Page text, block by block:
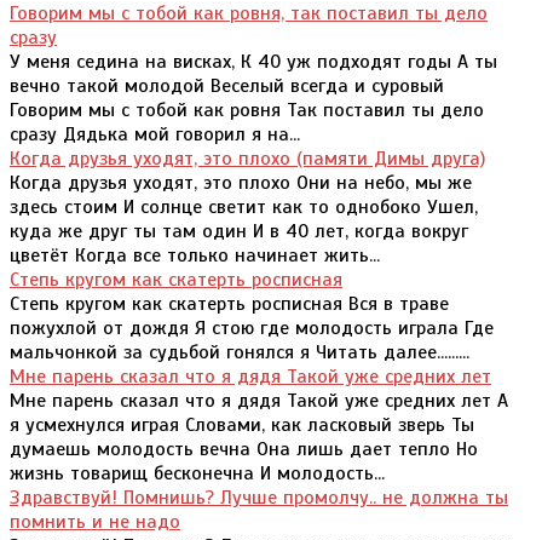
Говорим мы с тобой как ровня, так поставил ты дело
сразу
У меня седина на висках, К 40 уж подходят годы А ты
вечно такой молодой Веселый всегда и суровый
Говорим мы с тобой как ровня Так поставил ты дело
сразу Дядька мой говорил я на...
Когда друзья уходят, это плохо (памяти Димы друга)
Когда друзья уходят, это плохо Они на небо, мы же
здесь стоим И солнце светит как то однобоко Ушел,
куда же друг ты там один И в 40 лет, когда вокруг
цветёт Когда все только начинает жить...
Степь кругом как скатерть росписная
Степь кругом как скатерть росписная Вся в траве
пожухлой от дождя Я стою где молодость играла Где
мальчонкой за судьбой гонялся я Читать далее.........
Мне парень сказал что я дядя Такой уже средних лет
Мне парень сказал что я дядя Такой уже средних лет А
я усмехнулся играя Словами, как ласковый зверь Ты
думаешь молодость вечна Она лишь дает тепло Но
жизнь товарищ бесконечна И молодость...
Здравствуй! Помнишь? Лучше промолчу.. не должна ты
помнить и не надо